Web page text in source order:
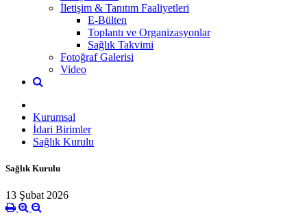
İletişim & Tanıtım Faaliyetleri
E-Bülten
Toplantı ve Organizasyonlar
Sağlık Takvimi
Fotoğraf Galerisi
Video
Kurumsal
İdari Birimler
Sağlık Kurulu
Sağlık Kurulu
13 Şubat 2026